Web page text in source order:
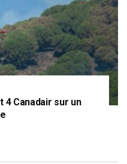
4 Canadair sur un